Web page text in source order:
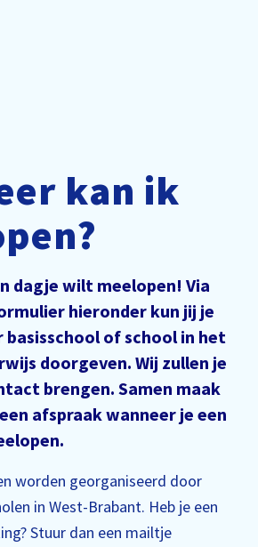
kan ik
dagje wilt meelopen! Via
hieronder kun jij je
of school in het
doorgeven. Wij zullen je
brengen. Samen maak
afspraak wanneer je een
worden georganiseerd door
in West-Brabant. Heb je een
Stuur dan een mailtje